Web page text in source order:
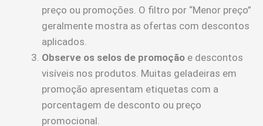
preço ou promoções. O filtro por “Menor preço”
geralmente mostra as ofertas com descontos
aplicados.
Observe os selos de promoção e descontos
visíveis nos produtos. Muitas geladeiras em
promoção apresentam etiquetas com a
porcentagem de desconto ou preço
promocional.